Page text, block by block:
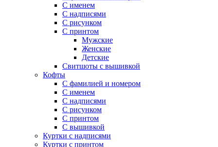
С именем
С надписями
С рисунком
С принтом
Мужские
Женские
Детские
Свитшоты с вышивкой
Кофты
С фамилией и номером
С именем
С надписями
С рисунком
С принтом
С вышивкой
Куртки с надписями
Куртки с принтом